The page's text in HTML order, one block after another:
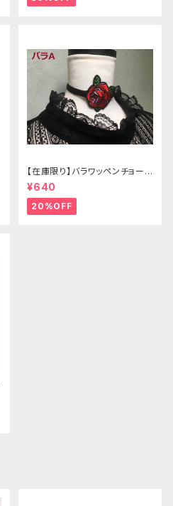
【在庫限り】バラワッペンチョーカ
ー
¥640
20%OFF